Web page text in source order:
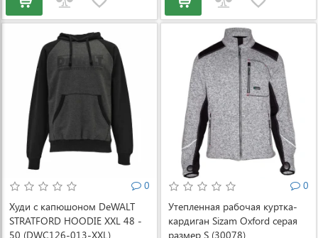
0
Худи с капюшоном DeWALT
STRATFORD HOODIE XXL 48 -
50 (DWC126-013-XXL)
0
Утепленная рабочая куртка-
кардиган Sizam Oxford серая
размер S (30078)